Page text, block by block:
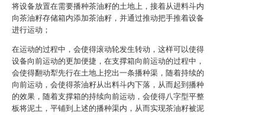
将设备放置在需要播种茶油籽的土地上，接着从进料斗内
向茶油籽存储箱内添加茶油籽，并通过推动把手推着设备
进行运动；
在运动的过程中，会使得滚动轮发生转动，这样可以使得
设备向前运动的更加便捷，在支撑箱向前运动的过程中，
会使得翻动犁先行在土地上挖出一条播种渠，随着持续的
向前运动，会使得茶油籽从出料斗内下落，从而起到播种
的效果，随着支撑箱的持续向前运动，会使得八字型平整
板将泥土，平铺到上述的播种渠内，从而实现茶油籽被泥